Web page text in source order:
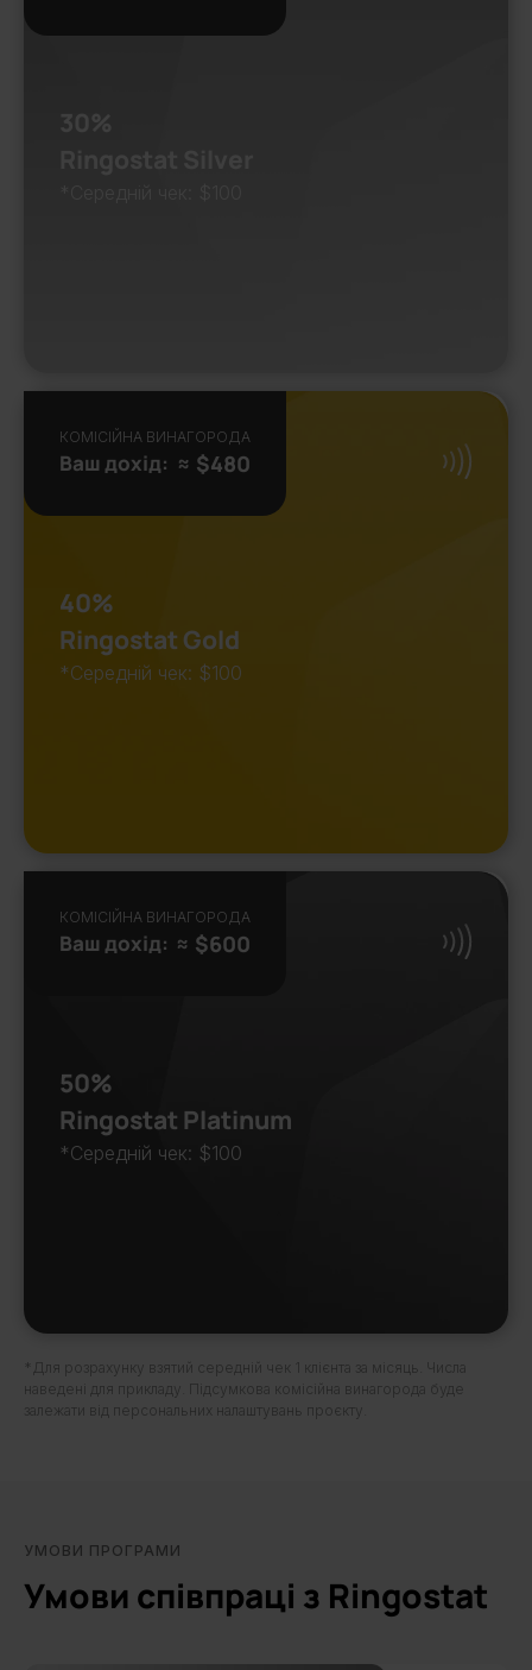
КОМІСІЙНА ВИНАГОРОДА
Ваш дохід: ≈ $480
40%
Ringostat Gold
*Середній чек: $100
КОМІСІЙНА ВИНАГОРОДА
Ваш дохід: ≈ $600
50%
Ringostat Platinum
*Середній чек: $100
*Для розрахунку взятий середній чек 1 клієнта за місяць. Числа
наведені для прикладу. Підсумкова комісійна винагорода буде
залежати від персональних налаштувань проєкту.
УМОВИ ПРОГРАМИ
Умови співпраці з Ringostat